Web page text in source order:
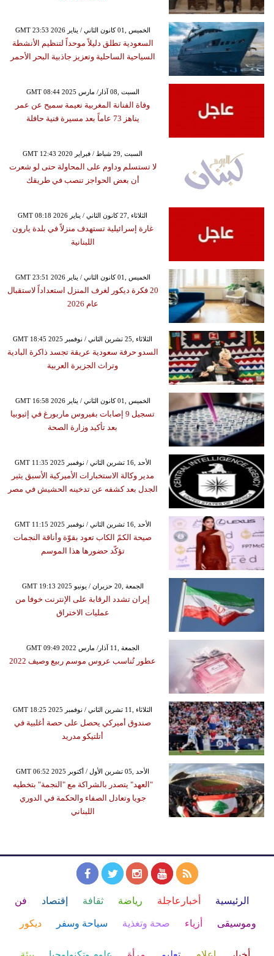
GMT 23:53 2026 الخميس ,01 كانون الثاني / يناير
السعودية تطلق دليلاً موحداً لتنظيم الأنشطة
السياحية الساحلية وتعزيز جاذبية البحر الأحمر
GMT 08:44 2025 السبت ,08 آذار/ مارس
وفاة الفنانة المغربية نعيمة سميح عن عمر
يناهز 73 عاماً بعد مسيرة فنية حافلة
GMT 12:43 2020 السبت ,29 شباط / فبراير
لا تستسلم وداوم على المحاولة حتى لو شعرت
أن بعض الحواجز تنصب في طريقك
GMT 08:18 2026 الثلاثاء ,27 كانون الثاني / يناير
غارة إسرائيلية تستهدف منزلاً في بلدة يارون
اللبنانية
GMT 23:51 2026 الخميس ,01 كانون الثاني / يناير
20 فكرة ديكور لغرف المنزل استعداداً لاستقبال
عام 2026
GMT 18:45 2025 الثلاثاء ,25 تشرين الثاني / نوفمبر
السدو حرفة سعودية عريقة تجسد ذاكرة البادية
وتراث الجزيرة العربية
GMT 16:58 2026 الخميس ,01 كانون الثاني / يناير
تسجيل 9 إصابات بفيروس ماربورغ في إثيوبيا
بعد تأكيد وزارة الصحة
GMT 11:35 2025 الأحد ,16 تشرين الثاني / نوفمبر
مدير وكالة الاستخبارات الأميركية الأسبق يثير
الجدل بعد كشفه عن تدخينه الحشيش في مصر
GMT 11:15 2025 الأحد ,16 تشرين الثاني / نوفمبر
صيحة الكمّ الكاب تعود بقوّة وأناقة النجمات
تؤكّد حضورها هذا الموسم
GMT 19:13 2025 الجمعة ,20 حزيران / يونيو
إيران تشدد الرقابة على الإنترنت خوفا من
عمليات الاختراق
GMT 09:49 2022 الجمعة ,11 آذار/ مارس
عطور تُناسب عروس موسم ربيع وصيف 2022
GMT 18:25 2025 الثلاثاء ,11 تشرين الثاني / نوفمبر
صندوق أميركي يحصل على حصة أغلبية في
أتلتيكو مدريد
GMT 06:52 2025 الأحد ,05 تشرين الأول / أكتوبر
"العهد" يتصدر بالشراكة مع "النجمة" بتخطيه
جويا وتعادل الصفاء والحكمة في الدوري
اللبناني
الرئيسية أخبارعاجلة رياضة ثقافة إقتصاد فن
وموسيقى أزياء صحة وتغذية سياحة وسفر ديكور